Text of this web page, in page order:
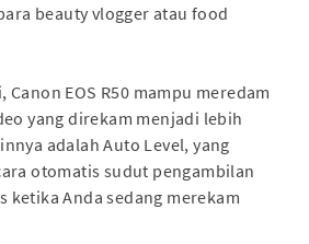
beauty vlogger atau food
Canon EOS R50 mampu meredam
yang direkam menjadi lebih
adalah Auto Level, yang
otomatis sudut pengambilan
ketika Anda sedang merekam